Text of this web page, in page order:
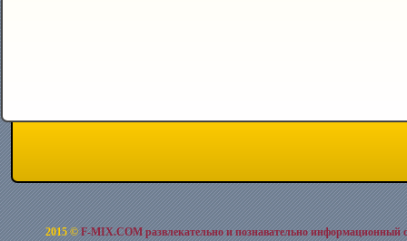
2015 ©F-MIX.COM развлекательно и познавательно информационный